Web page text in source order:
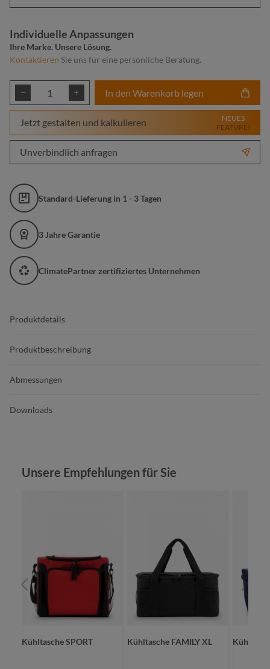
Individuelle Anpassungen
Ihre Marke. Unsere Lösung.
Kontaktieren Sie uns für eine persönliche Beratung.
Produkt Anzahl: Gib den gewünschten
In den Warenkorb legen
Jetzt gestalten und kalkulieren
NEUES
FEATURE!
Unverbindlich anfragen
Standard-Lieferung in 1 - 3 Tagen
3 Jahre Garantie
ClimatePartner zertifiziertes Unternehmen
Produktdetails
Produktbeschreibung
Abmessungen
Downloads
Produktgalerie überspringen
Unsere Empfehlungen für Sie
Kühltasche SPORT Kühltasche FAMILY XL